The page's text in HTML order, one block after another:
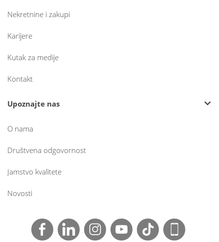
Nekretnine i zakupi
Karijere
Kutak za medije
Kontakt
Upoznajte nas
O nama
Društvena odgovornost
Jamstvo kvalitete
Novosti